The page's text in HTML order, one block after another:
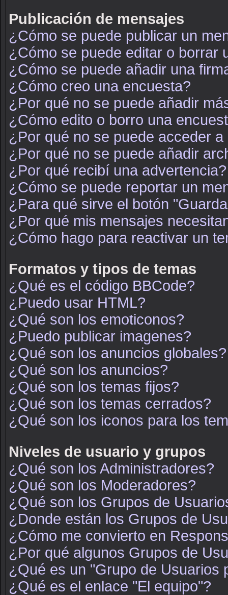
Publicación de mensajes
¿Cómo se puede publicar un
¿Cómo se puede editar o borrar
¿Cómo se puede añadir una
¿Cómo creo una encuesta?
¿Por qué no se puede añadir
¿Cómo edito o borro una
¿Por qué no se puede acceder a
¿Por qué no se puede añadir
¿Por qué recibí una advertencia?
¿Cómo se puede reportar un
¿Para qué sirve el botón
¿Por qué mis mensajes
¿Cómo hago para reactivar un
Formatos y tipos de temas
¿Qué es el código BBCode?
¿Puedo usar HTML?
¿Qué son los emoticonos?
¿Puedo publicar imagenes?
¿Qué son los anuncios globales?
¿Qué son los anuncios?
¿Qué son los temas fijos?
¿Qué son los temas cerrados?
¿Qué son los iconos para los
Niveles de usuario y grupos
¿Qué son los Administradores?
¿Qué son los Moderadores?
¿Qué son los Grupos de
¿Donde están los Grupos de
¿Cómo me convierto en
¿Por qué algunos Grupos de
¿Qué es un "Grupo de Usuarios
¿Qué es el enlace "El equipo"?